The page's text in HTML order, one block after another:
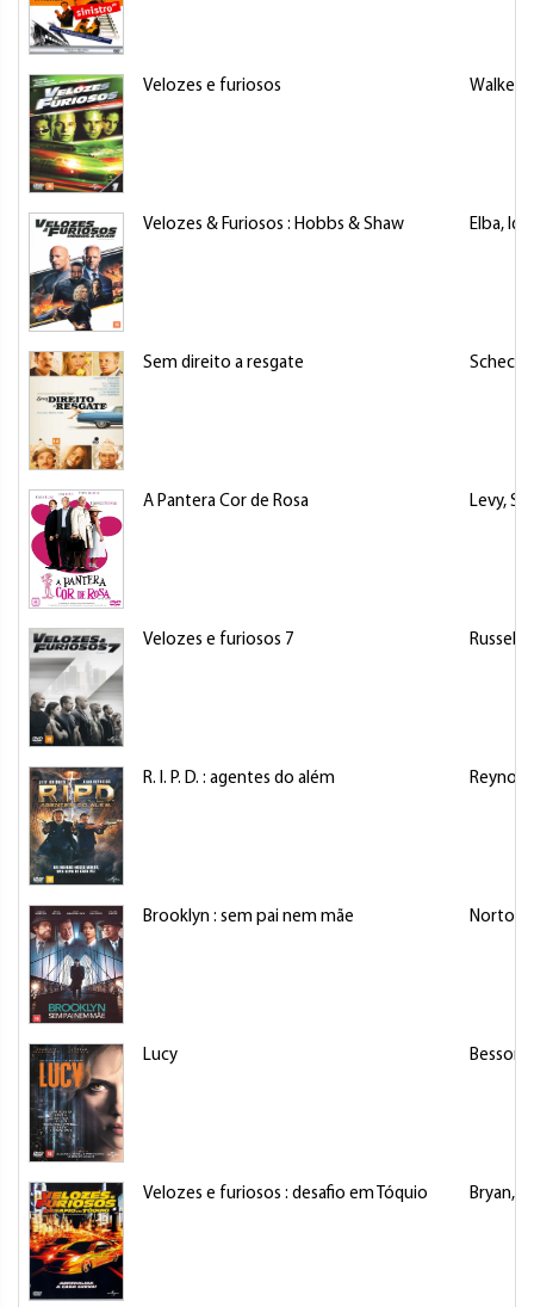
Velozes e furiosos Walker,
Velozes & Furiosos : Hobbs & Shaw Elba,
Sem direito a resgate
A Pantera Cor de Rosa Levy,
Velozes e furiosos 7 Russell,
R. I. P. D. : agentes do além
Brooklyn : sem pai nem mãe Norton,
Lucy Besson,
Velozes e furiosos : desafio em Tóquio Bryan,